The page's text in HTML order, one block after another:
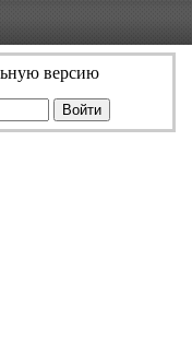
версию